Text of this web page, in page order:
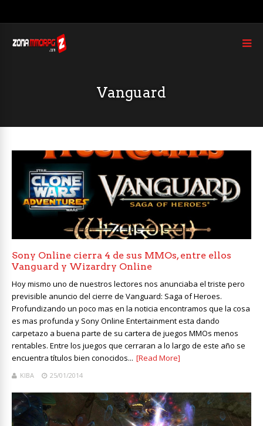
Vanguard
Sony Online cierra 4 de sus MMOs, entre ellos
Vanguard y Wizardry Online
Hoy mismo uno de nuestros lectores nos anunciaba el triste pero
previsible anuncio del cierre de Vanguard: Saga of Heroes.
Profundizando un poco mas en la noticia encontramos que la cosa
es mas profunda y Sony Online Entertainment esta dando
carpetazo a buena parte de su cartera de juegos MMOs menos
rentables. Entre los juegos que cerraran a lo largo de este año se
encuentra títulos bien conocidos... [Read More]
KIBA 25/01/2014